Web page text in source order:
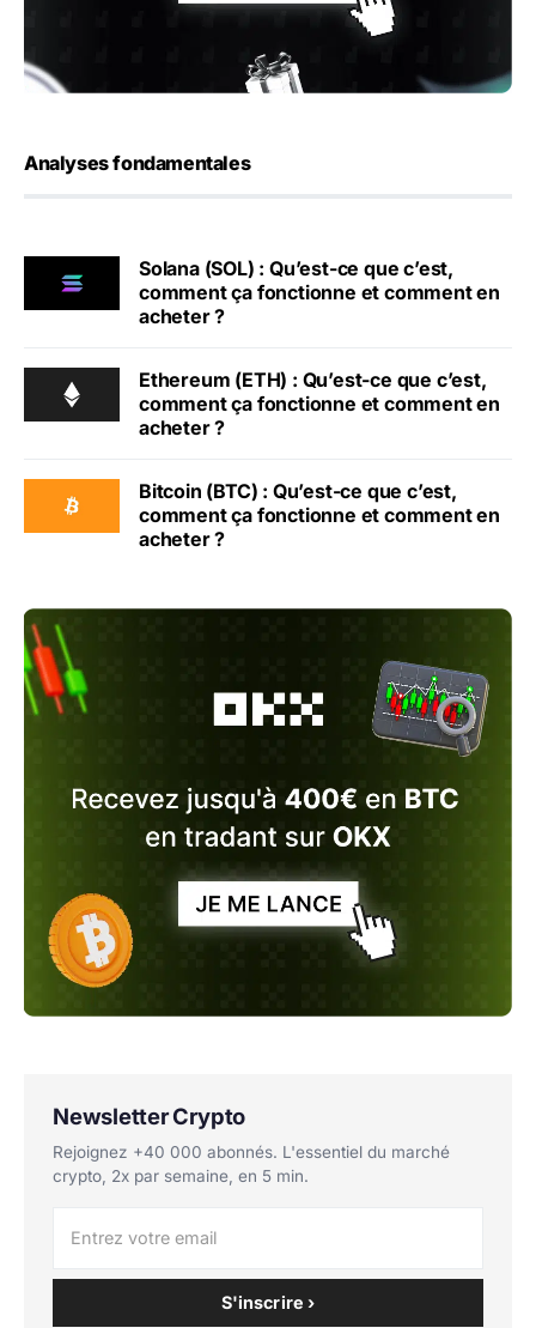
Analyses fondamentales
Solana (SOL) : Qu’est-ce que c’est,
comment ça fonctionne et comment en
acheter ?
Ethereum (ETH) : Qu’est-ce que c’est,
comment ça fonctionne et comment en
acheter ?
Bitcoin (BTC) : Qu’est-ce que c’est,
comment ça fonctionne et comment en
acheter ?
Newsletter Crypto
Rejoignez +40 000 abonnés. L'essentiel du marché
crypto, 2x par semaine, en 5 min.
S'inscrire ›